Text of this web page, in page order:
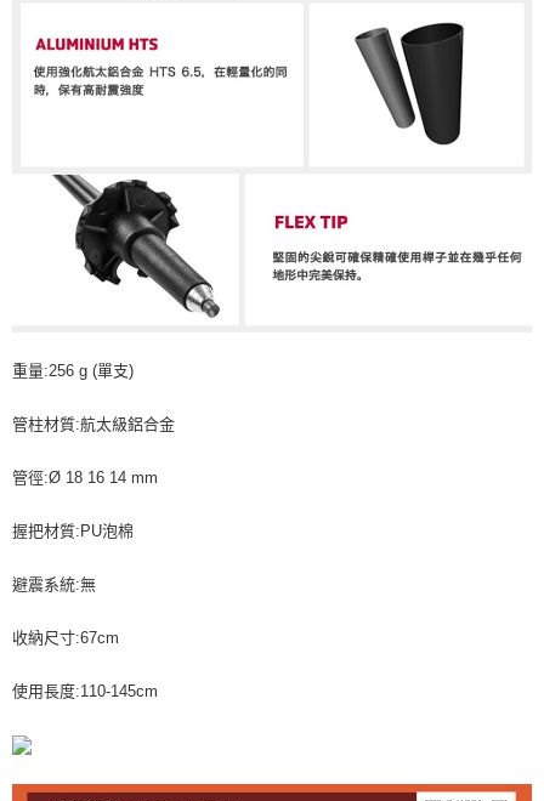
重量:256 g (單支)
管柱材質:航太級鋁合金
管徑:Ø 18 16 14 mm
握把材質:PU泡棉
避震系統:無
收納尺寸:67cm
使用長度:110-145cm